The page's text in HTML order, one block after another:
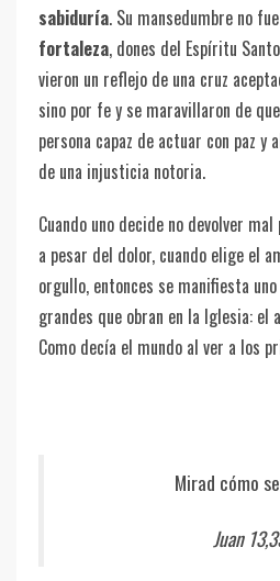
sabiduría. Su mansedumbre no
fortaleza, dones del Espíritu
vieron un reflejo de una cruz
sino por fe y se maravillaron de
persona capaz de actuar con paz
de una injusticia notoria.
Cuando uno decide no devolver
a pesar del dolor, cuando elige el
orgullo, entonces se manifiesta
grandes que obran en la Iglesia: el
Como decía el mundo al ver a los
Mirad cómo
Juan